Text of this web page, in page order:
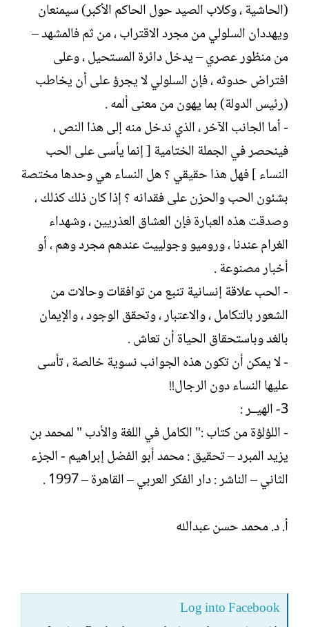
(الحاشية ، وكلاب الصيد حول الحاكم الأكبر) سيمنعان
ويهددان السلولي من مجرد الاقتراب ، من ثم فالمشهد –
من منظور عصري – يدخل دائرة المستحيل ، وعلى
افتراض حدوثه ، فإن السلولي لا يجرؤ على أن يخاطب
(رئيس الدولة) بما يهون من معنى ألمه .
- أما الجانب الآخر ، الذي ندخل منه إلى هذا النص ،
فينحصر في الجملة الختامية [ إنما يأسى على الحب
النساء ] فهل هذا حقيقي ؟ هل النساء هي وحدها مختصة
بشئون الحب والحزن على فقدانه ؟ إذا كان ذلك كذلك ،
وصدقت هذه العبارة فإن العشاق العذريين ، وشهداء
الغرام عندنا ، وروميو وجولييت عندهم مجرد وهم ، أو
أخبار مصنوعة .
- الحب علاقة إنسانية تنبع من توافقات وحالات من
الشعور بالتكامل ، والاعتبار ، وتحقق الوجود ، والإيمان
بالغد وباستحقاق الحياة أن تعاش .
- لا يمكن أن تكون هذه الجوانب نسوية خالصة ، تأسى
عليها النساء دون الرجال!!
3- الهيــر :
- اللؤلؤة من كتاب :" الكامل في اللغة والأدب " لمحمد بن
يزيد المبرد – تحقيق : محمد أبو الفضل إبراهيم - الجزء
الثاني – الناشر : دار الفكر العربي – القاهرة – 1997 .
أ. د. محمد حسن عبدالله
Log into Facebook